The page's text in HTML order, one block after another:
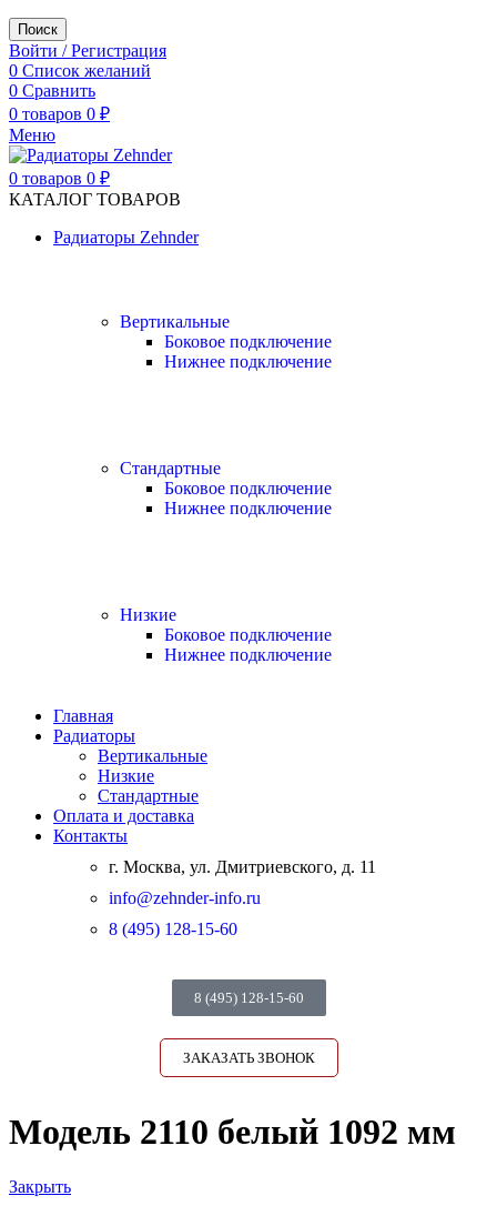
Поиск
Войти / Регистрация
0 Список желаний
0 Сравнить
0 товаров 0 ₽
Меню
0 товаров 0 ₽
КАТАЛОГ ТОВАРОВ
Радиаторы Zehnder
Вертикальные
Боковое подключение
Нижнее подключение
Стандартные
Боковое подключение
Нижнее подключение
Низкие
Боковое подключение
Нижнее подключение
Главная
Радиаторы
Вертикальные
Низкие
Стандартные
Оплата и доставка
Контакты
г. Москва, ул. Дмитриевского, д. 11
info@zehnder-info.ru
8 (495) 128-15-60
8 (495) 128-15-60
ЗАКАЗАТЬ ЗВОНОК
Модель 2110 белый 1092 мм
Закрыть